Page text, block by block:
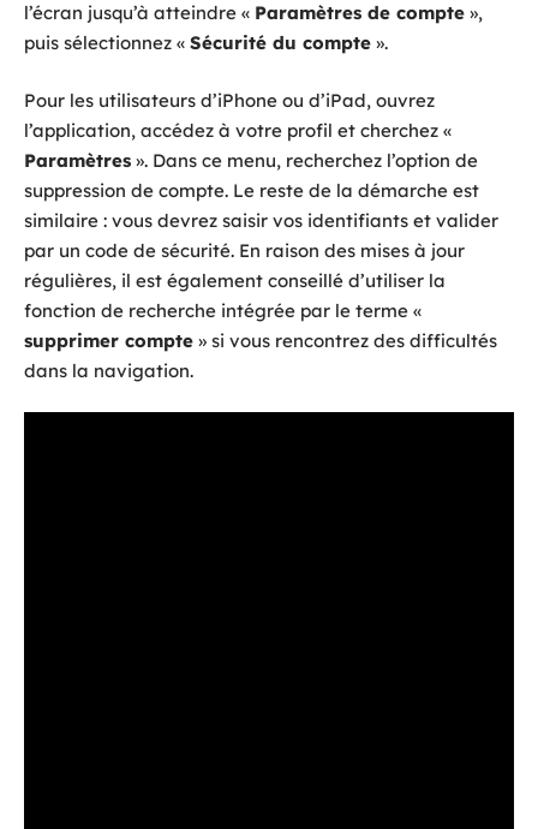
l’écran jusqu’à atteindre « Paramètres de compte »,
puis sélectionnez « Sécurité du compte ».
Pour les utilisateurs d’iPhone ou d’iPad, ouvrez
l’application, accédez à votre profil et cherchez «
Paramètres ». Dans ce menu, recherchez l’option de
suppression de compte. Le reste de la démarche est
similaire : vous devrez saisir vos identifiants et valider
par un code de sécurité. En raison des mises à jour
régulières, il est également conseillé d’utiliser la
fonction de recherche intégrée par le terme «
supprimer compte » si vous rencontrez des difficultés
dans la navigation.